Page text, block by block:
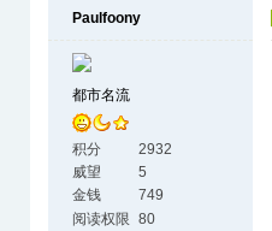
Paulfoony
都市名流
积分
2932
威望
5
金钱
749
阅读权限 80